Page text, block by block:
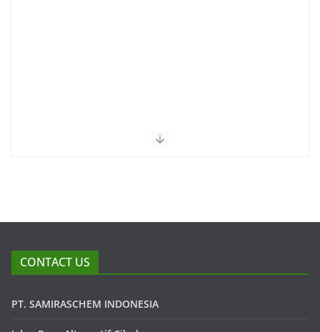
CONTACT US
PT. SAMIRASCHEM INDONESIA